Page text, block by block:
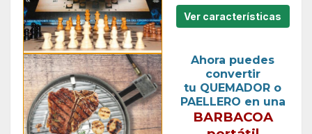
Ver características
Ahora puedes
convertir
tu QUEMADOR o
PAELLERO en una
BARBACOA